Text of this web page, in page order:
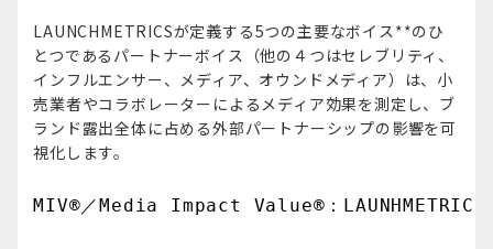
LAUNCHMETRICSが定義する5つの主要なボイス**のひ
とつであるパートナーボイス（他の４つはセレブリティ、
インフルエンサー、メディア、オウンドメディア）は、小
売業者やコラボレーターによるメディア効果を測定し、ブ
ランド露出全体に占める外部パートナーシップの影響を可
視化します。
MIV®／Media Impact Value®：LAUNHMETRICSが独